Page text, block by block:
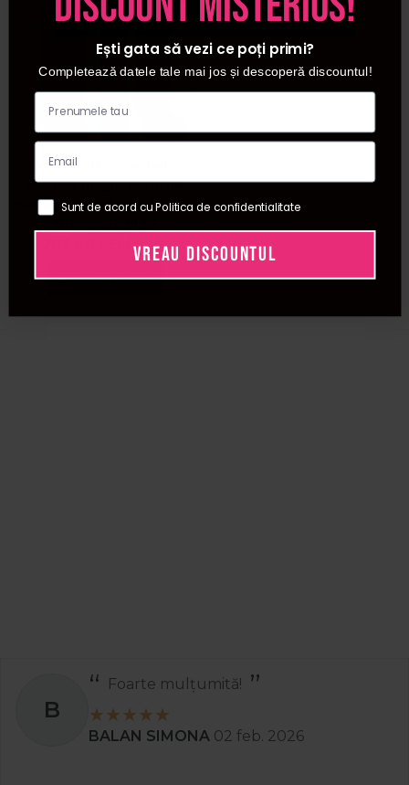
Wella Professionals
Pachet Invigo Volume
Sampon 1000 ml + Invigo
Eimi Extra Volume
spuma pentru volum
500 ml
/ buc
Adauga in cos
B
Foarte mulțumită!
BALAN SIMONA 02 feb. 2026
Ești gata să vezi ce poți primi?
Completează datele tale mai jos și descoperă discountul!
Sunt de acord cu Politica de confidentialitate
VREAU DISCOUNTUL